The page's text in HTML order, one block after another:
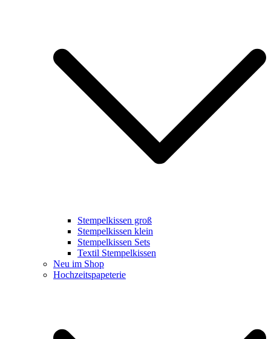
Stempelkissen groß
Stempelkissen klein
Stempelkissen Sets
Textil Stempelkissen
Neu im Shop
Hochzeitspapeterie